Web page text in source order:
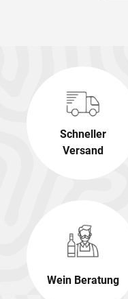
Schneller
Versand
Wein Beratung